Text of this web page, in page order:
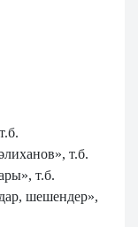
т.б.
т.б.
шешендер»,